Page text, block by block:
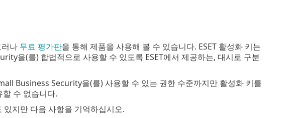
나 무료 평가판을 통해 제품을 사용해 볼 수 있습니다. ESET 활성화 키는
을(를) 합법적으로 사용할 수 있도록 ESET에서 제공하는, 대시로 구분
Business Security을(를) 사용할 수 있는 권한 수준까지만 활성화 키를
수 없습니다.
지만 다음 사항을 기억하십시오.